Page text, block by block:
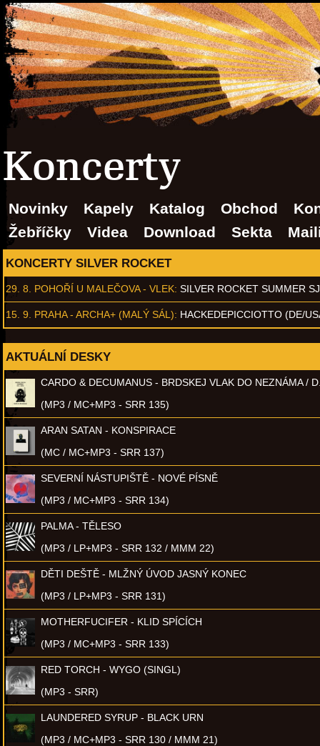
Koncerty
Novinky Kapely Katalog Obchod
Žebříčky
Videa Download Sekta
KONCERTY SILVER ROCKET
29. 8. POHOŘÍ U MALEČOVA - VLEK: SILVER ROCKET SUMMER
15. 9. PRAHA - ARCHA+ (MALÝ SÁL): HACKEDEPICCIOTTO (DE/
AKTUÁLNÍ DESKY
CARDO & DECUMANUS - BRDSKEJ VLAK DO NEZNÁMA /
(MP3 / MC+MP3 - SRR 135)
ARAN SATAN - KONSPIRACE
(MC / MC+MP3 - SRR 137)
SEVERNÍ NÁSTUPIŠTĚ - NOVÉ PÍSNĚ
(MP3 / MC+MP3 - SRR 134)
PALMA - TĚLESO
(MP3 / LP+MP3 - SRR 132 / MMM 22)
DĚTI DEŠTĚ - MLŽNÝ ÚVOD JASNÝ KONEC
(MP3 / LP+MP3 - SRR 131)
MOTHERFUCIFER - KLID SPÍCÍCH
(MP3 / MC+MP3 - SRR 133)
RED TORCH - WYGO (SINGL)
(MP3 - SRR)
LAUNDERED SYRUP - BLACK URN
(MP3 / MC+MP3 - SRR 130 / MMM 21)